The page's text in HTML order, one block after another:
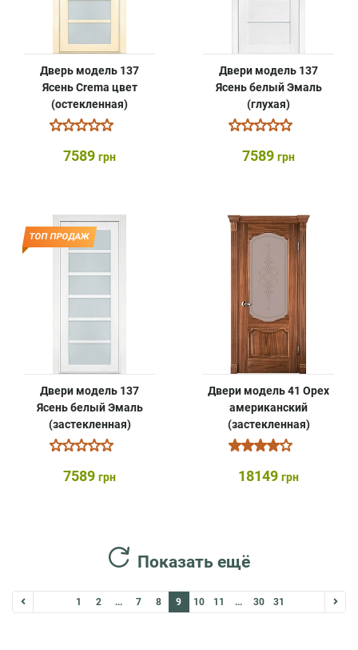
Дверь модель 137
Ясень Crema цвет
(остекленная)
7589 грн
Двери модель 137
Ясень белый Эмаль
(глухая)
7589 грн
ТОП ПРОДАЖ
Двери модель 137
Ясень белый Эмаль
(застекленная)
7589 грн
Двери модель 41 Орех
американский
(застекленная)
18149 грн
Показать ещё
1 2 ... 7 8 9 10 11 ... 30 31